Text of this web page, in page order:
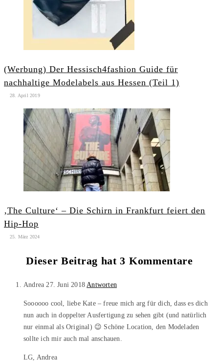
(Werbung) Der Hessisch4fashion Guide für
nachhaltige Modelabels aus Hessen (Teil 1)
28. April 2019
‚The Culture‘ – Die Schirn in Frankfurt feiert den
Hip-Hop
25. März 2024
Dieser Beitrag hat 3 Kommentare
Andrea27. Juni 2018 Antworten
Soooooo cool, liebe Kate – freue mich arg für dich, dass es dich
nun auch in doppelter Ausfertigung zu sehen gibt (und natürlich
nur einmal als Original) 😉 Schöne Location, den Modeladen
sollte ich mir auch mal anschauen.
LG, Andrea